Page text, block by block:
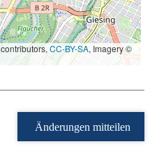
contributors, CC-BY-SA, Imagery ©
Änderungen mitteilen